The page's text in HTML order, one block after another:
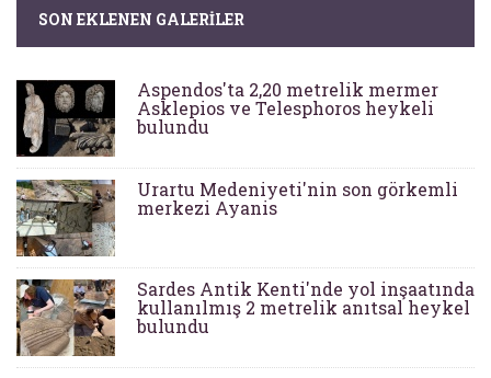
SON EKLENEN GALERILER
Aspendos'ta 2,20 metrelik mermer
Asklepios ve Telesphoros heykeli
bulundu
Urartu Medeniyeti'nin son görkemli
merkezi Ayanis
Sardes Antik Kenti'nde yol inşaatında
kullanılmış 2 metrelik anıtsal heykel
bulundu